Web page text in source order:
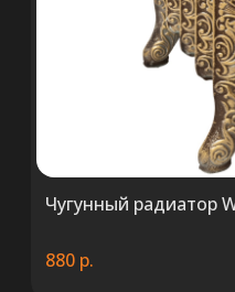
Чугунный радиатор
880 р.
5000 2027 0000, в ЗАО
код ALFABY2X, 220013 г.
Сурганова, 43-47